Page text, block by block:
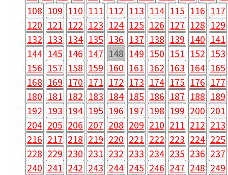
108 109 110 111 112 113 114 115 116 117
120 121 122 123 124 125 126 127 128 129
132 133 134 135 136 137 138 139 140 141
144 145 146 147 148 149 150 151 152 153
156 157 158 159 160 161 162 163 164 165
168 169 170 171 172 173 174 175 176 177
180 181 182 183 184 185 186 187 188 189
192 193 194 195 196 197 198 199 200 201
204 205 206 207 208 209 210 211 212 213
216 217 218 219 220 221 222 223 224 225
228 229 230 231 232 233 234 235 236 237
240 241 242 243 244 245 246 247 248 249